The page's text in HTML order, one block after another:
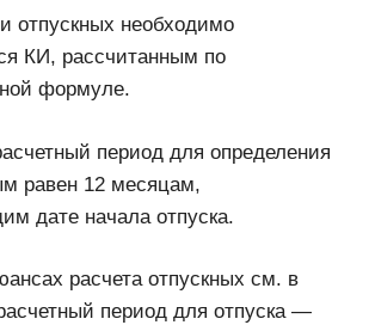
отпускных необходимо
КИ, рассчитанным по
формуле.
период для определения
равен 12 месяцам,
дате начала отпуска.
расчета отпускных см. в
период для отпуска —